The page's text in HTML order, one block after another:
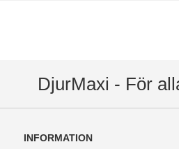
DjurMaxi - För
INFORMATION